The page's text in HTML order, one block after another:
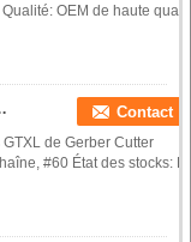
OEM de haute qualité
de raccordement # 60 Contact
de Gerber Cutter
#60 État des stocks: En